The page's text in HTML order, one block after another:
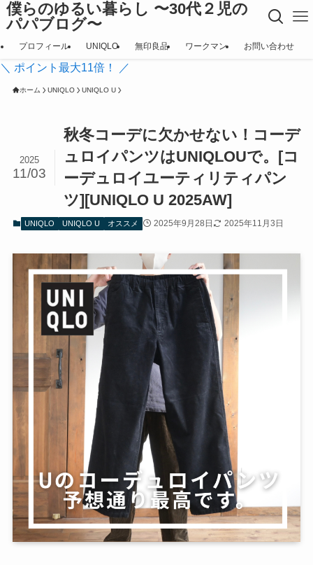
僕らのゆるい暮らし 〜30代２児の
パパブログ〜
プロフィール UNIQLO 無印良品 ワークマン お問い合わせ
＼ ポイント最大11倍！ ／
ホーム UNIQLO UNIQLO U
秋冬コーデに欠かせない！コーデ
ュロイパンツはUNIQLOUで。[コ
ーデュロイユーティリティパン
ツ][UNIQLO U 2025AW]
2025
11/03
UNIQLO UNIQLO U オススメ 2025年9月28日 2025年11月3日